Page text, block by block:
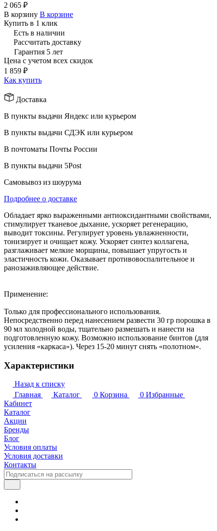
2 065 ₽
В корзину В корзине
Купить в 1 клик
Есть в наличии
Рассчитать доставку
Гарантия 5 лет
Цена с учетом всех скидок
1 859 ₽
Как купить
Доставка
В пункты выдачи Яндекс или курьером
В пункты выдачи СДЭК или курьером
В почтоматы Почты России
В пункты выдачи 5Post
Самовывоз из шоурума
Подробнее о доставке
Обладает ярко выраженными антиоксидантными свойствами,
стимулирует тканевое дыхание, ускоряет регенерацию,
выводит токсины. Регулирует уровень увлажненности,
тонизирует и очищает кожу. Ускоряет синтез коллагена,
разглаживает мелкие морщины, повышает упругость и
эластичность кожи. Оказывает противовоспалительное и
ранозаживляющее действие.
Применение:
Только для профессионального использования.
Непосредственно перед нанесением развести 30 гр порошка в
90 мл холодной воды, тщательно размешать и нанести на
подготовленную кожу. Возможно использование бинтов (для
усиления «каркаса»). Через 15-20 минут снять «полотном».
Характеристики
Назад к списку
Главная
Каталог 0 Корзина 0 Избранные
Кабинет
Каталог
Акции
Бренды
Блог
Условия оплаты
Условия доставки
Контакты